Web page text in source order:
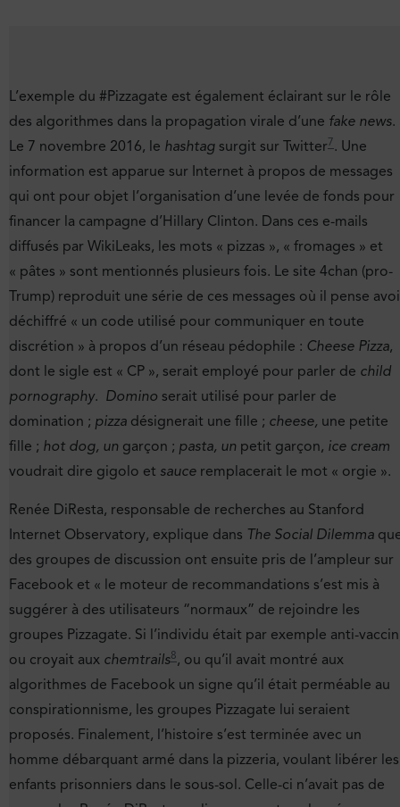
L’exemple du #Pizzagate est également éclairant sur le rôle
des algorithmes dans la propagation virale d’une fake news.
Le 7 novembre 2016, le hashtag surgit sur Twitter7. Une
information est apparue sur Internet à propos de messages
qui ont pour objet l’organisation d’une levée de fonds pour
financer la campagne d’Hillary Clinton. Dans ces e-mails
diffusés par WikiLeaks, les mots « pizzas », « fromages » et
« pâtes » sont mentionnés plusieurs fois. Le site 4chan (pro-
Trump) reproduit une série de ces messages où il pense
déchiffré « un code utilisé pour communiquer en toute
discrétion » à propos d’un réseau pédophile : Cheese Pizza,
dont le sigle est « CP », serait employé pour parler de child
pornography. Domino serait utilisé pour parler de
domination ; pizza désignerait une fille ; cheese, une petite
fille ; hot dog, un garçon ; pasta, un petit garçon, ice cream
voudrait dire gigolo et sauce remplacerait le mot « orgie ».
Renée DiResta, responsable de recherches au Stanford
Internet Observatory, explique dans The Social Dilemma
des groupes de discussion ont ensuite pris de l’ampleur sur
Facebook et « le moteur de recommandations s’est mis à
suggérer à des utilisateurs “normaux” de rejoindre les
groupes Pizzagate. Si l’individu était par exemple anti-
ou croyait aux chemtrails8, ou qu’il avait montré aux
algorithmes de Facebook un signe qu’il était perméable au
conspirationnisme, les groupes Pizzagate lui seraient
proposés. Finalement, l’histoire s’est terminée avec un
homme débarquant armé dans la pizzeria, voulant libérer les
enfants prisonniers dans le sous-sol. Celle-ci n’avait pas de